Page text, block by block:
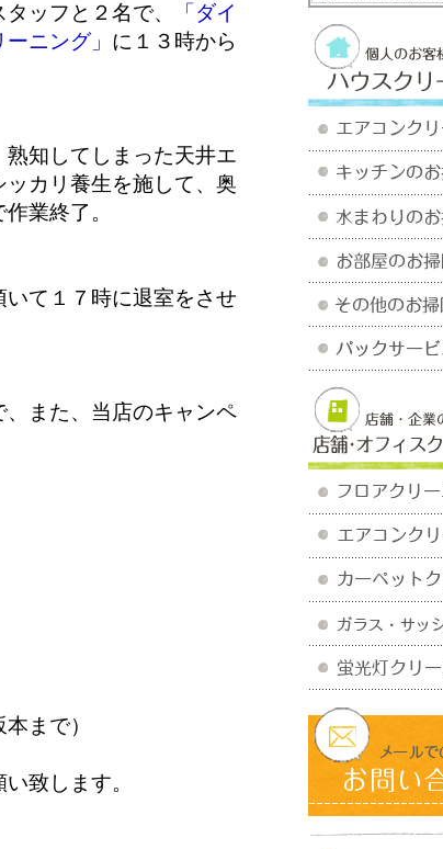
ッフと２名で、
「ダイ
ニング」 に１３時から
知してしまった天井エ
カリ養生を施して、奥
業終了。
て１７時に退室をさせ
また、当店のキャンペ
まで）
い致します。